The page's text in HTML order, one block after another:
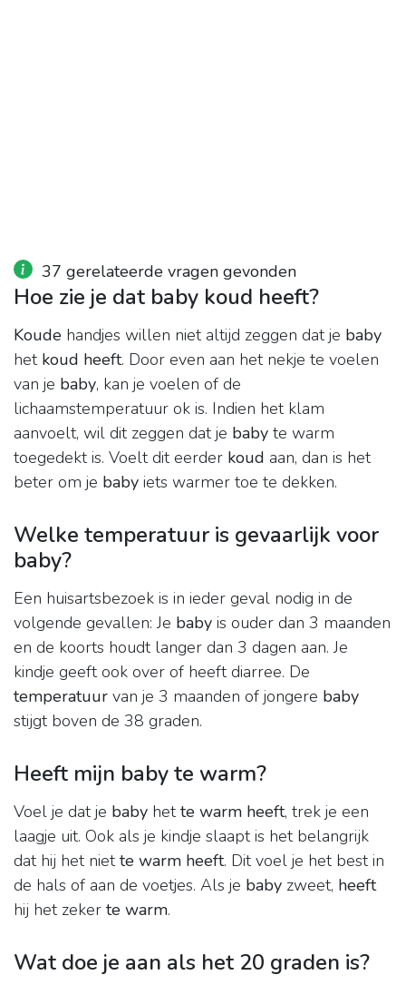
37 gerelateerde vragen gevonden
Hoe zie je dat baby koud heeft?
Koude handjes willen niet altijd zeggen dat je baby
het koud heeft. Door even aan het nekje te voelen
van je baby, kan je voelen of de
lichaamstemperatuur ok is. Indien het klam
aanvoelt, wil dit zeggen dat je baby te warm
toegedekt is. Voelt dit eerder koud aan, dan is het
beter om je baby iets warmer toe te dekken.
Welke temperatuur is gevaarlijk voor
baby?
Een huisartsbezoek is in ieder geval nodig in de
volgende gevallen: Je baby is ouder dan 3 maanden
en de koorts houdt langer dan 3 dagen aan. Je
kindje geeft ook over of heeft diarree. De
temperatuur van je 3 maanden of jongere baby
stijgt boven de 38 graden.
Heeft mijn baby te warm?
Voel je dat je baby hette warm heeft, trek je een
laagje uit. Ook als je kindje slaapt is het belangrijk
dat hij het niette warm heeft. Dit voel je het best in
de hals of aan de voetjes. Als je baby zweet, heeft
hij het zeker te warm.
Wat doe je aan als het 20 graden is?